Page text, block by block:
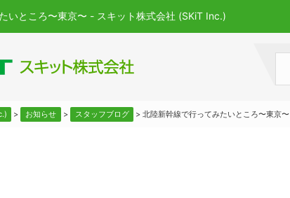
いところ〜東京〜 - スキット株式会社 (SKiT Inc.)
> お知らせ > スタッフブログ >北陸新幹線で行ってみたいところ〜東京〜